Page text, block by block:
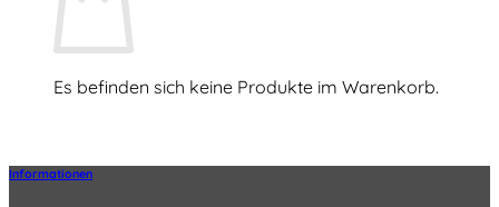
Es befinden sich keine Produkte im Warenkorb.
Informationen